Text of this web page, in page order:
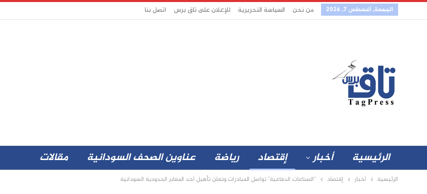
الجمعة, أغسطس 7, 2026 من نحن السياسة التحريرية للإعلان على تاق برس اتصل بنا
الرئيسية أخبار إقتصاد رياضة عناوين الصحف السودانية مقالات
الرئيسية أخبار إقتصاد “الصناعات الدفاعية” تواصل المبادرات وتعلن تأهيل أحد المعابر الحدودية السودانية